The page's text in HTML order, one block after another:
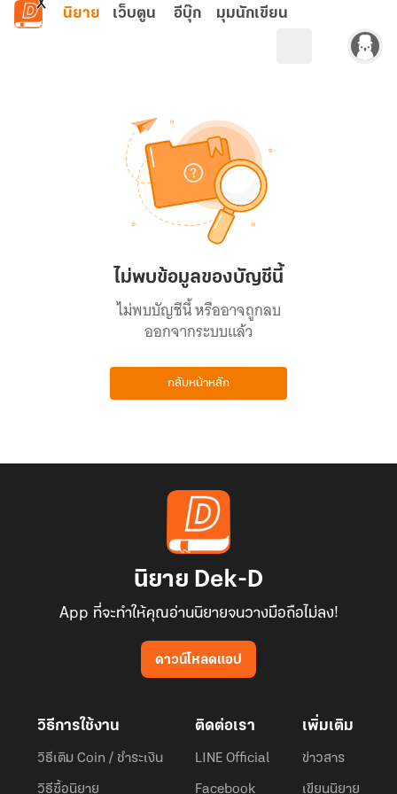
ข้ามไปยังเนื้อหาหลัก
นิยาย เว็บตูน อีบุ๊ก มุมนักเขียน
ไม่พบข้อมูลของบัญชีนี้
ไม่พบบัญชีนี้ หรืออาจถูกลบ
ออกจากระบบแล้ว
กลับหน้าหลัก
นิยาย Dek-D
App ที่จะทำให้คุณอ่านนิยายจนวางมือถือไม่ลง!
ดาวน์โหลดแอป
วิธีการใช้งาน
วิธีเติม Coin / ชำระเงิน
วิธีซื้อนิยาย
ติดต่อเรา
LINE Official
Facebook
เพิ่มเติม
ข่าวสาร
เขียนนิยาย